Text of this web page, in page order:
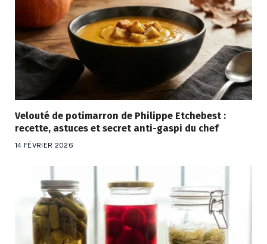
Velouté de potimarron de Philippe Etchebest :
recette, astuces et secret anti-gaspi du chef
14 FÉVRIER 2026